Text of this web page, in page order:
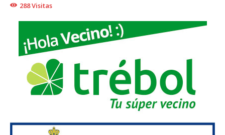
288Visitas